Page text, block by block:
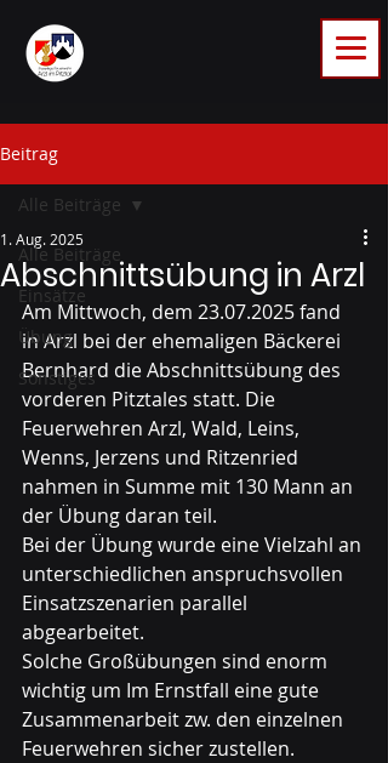
Beitrag
Alle Beiträge
Einsätze
Übung
Sonstiges
Alle Beiträge
Abschnittsübung in Arzl
1. Aug. 2025
Am Mittwoch, dem 23.07.2025 fand
in Arzl bei der ehemaligen Bäckerei
Bernhard die Abschnittsübung des
vorderen Pitztales statt. Die
Feuerwehren Arzl, Wald, Leins,
Wenns, Jerzens und Ritzenried
nahmen in Summe mit 130 Mann an
der Übung daran teil.
Bei der Übung wurde eine Vielzahl an
unterschiedlichen anspruchsvollen
Einsatzszenarien parallel
abgearbeitet.
Solche Großübungen sind enorm
wichtig um Im Ernstfall eine gute
Zusammenarbeit zw. den einzelnen
Feuerwehren sicher zustellen.